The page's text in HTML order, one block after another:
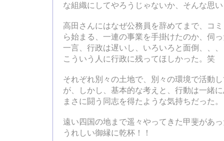
な組織にしてやろうじゃないか、そんな思
高田さんにはなぜ公務員を辞めてまで、コ
ら始まる、一連の事業を手掛けたのか、伺
一言、行政は遅いし、いろいろと面倒、、、
こういう人に行政に残ってほしかった。笑
それぞれ別々の土地で、別々の環境で活動
が、しかし、基本的な考えと、行動は一緒
まさに闘う同志を得たような気持ちだった。
遠い四国の地まで遥々やってきた甲斐があ
うれしい御縁に乾杯！！